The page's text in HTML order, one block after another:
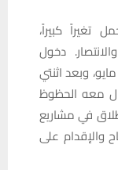
تغيراً كبيراً،
دخول
برجك، إعتباراً من تاريخ 26 أيار مايو، وبعد اثنتي
معه الحظوظ
في مشاريع
والإقدام على